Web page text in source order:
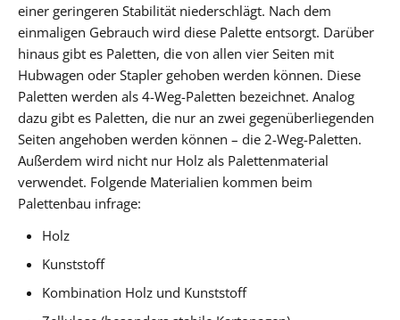
einer geringeren Stabilität niederschlägt. Nach dem
einmaligen Gebrauch wird diese Palette entsorgt. Darüber
hinaus gibt es Paletten, die von allen vier Seiten mit
Hubwagen oder Stapler gehoben werden können. Diese
Paletten werden als 4-Weg-Paletten bezeichnet. Analog
dazu gibt es Paletten, die nur an zwei gegenüberliegenden
Seiten angehoben werden können – die 2-Weg-Paletten.
Außerdem wird nicht nur Holz als Palettenmaterial
verwendet. Folgende Materialien kommen beim
Palettenbau infrage:
Holz
Kunststoff
Kombination Holz und Kunststoff